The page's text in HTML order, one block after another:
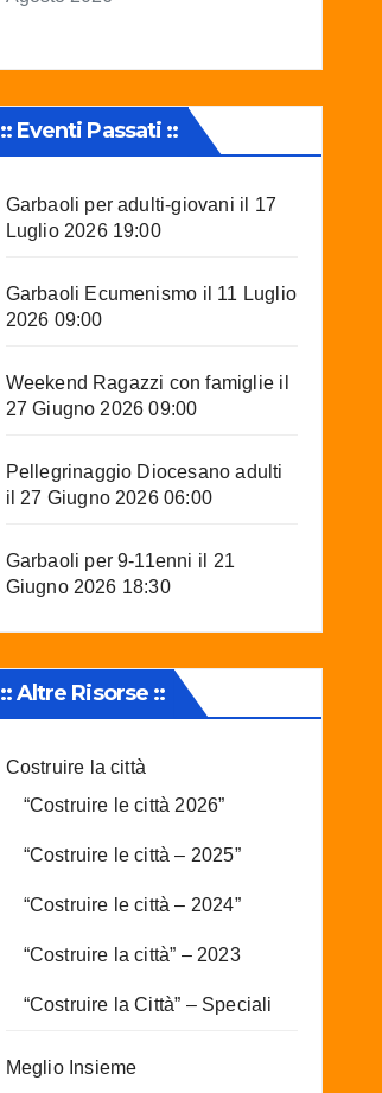
:: Eventi Passati ::
Garbaoli per adulti-giovani il 17
Luglio 2026 19:00
Garbaoli Ecumenismo il 11 Luglio
2026 09:00
Weekend Ragazzi con famiglie il
27 Giugno 2026 09:00
Pellegrinaggio Diocesano adulti
il 27 Giugno 2026 06:00
Garbaoli per 9-11enni il 21
Giugno 2026 18:30
:: Altre Risorse ::
Costruire la città
“Costruire le città 2026”
“Costruire le città – 2025”
“Costruire le città – 2024”
“Costruire la città” – 2023
“Costruire la Città” – Speciali
Meglio Insieme